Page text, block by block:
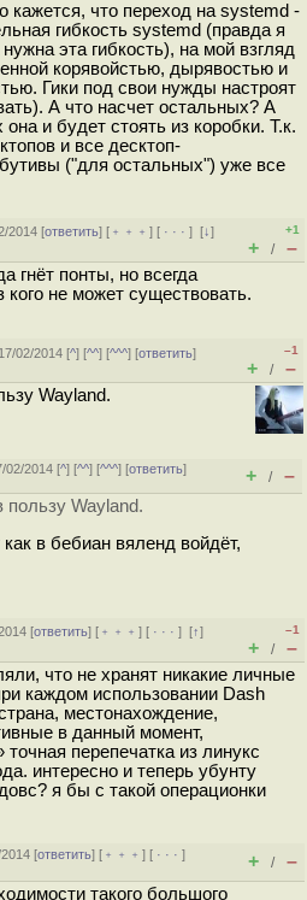
кажется, что переход на systemd -
гибкость systemd (правда я
эта гибкость), на мой взгляд
корявойстью, дырявостью и
Гики под свои нужды настроят
А что насчет остальных? А
и будет стоять из коробки. Т.к.
и все десктоп-
("для остальных") уже все
2014 [ответить] [ ﹢﹢﹢] [ · · ·][↓]
+1
+ / –
гнёт понты, но всегда
кого не может существовать.
02/2014 [^] [^^] [^^^] [ответить]
–1
+ / –
Wayland.
02/2014 [^] [^^] [^^^] [ответить]
+ / –
Wayland.
в бебиан вяленд войдёт,
[ответить] [ ﹢﹢﹢] [ · · ·][↑]
–1
+ / –
что не хранят никакие личные
каждом использовании Dash
местонахождение,
в данный момент,
перепечатка из линукс
интересно и теперь убунту
я бы с такой операционки
[ответить] [ ﹢﹢﹢] [ · · ·]
+ / –
такого большого